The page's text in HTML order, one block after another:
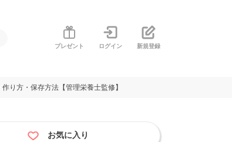
プレゼント ログイン 新規登録
り方・保存方法【管理栄養士監修】
お気に入り